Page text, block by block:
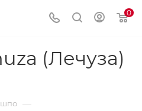
0
(Лечуза)
—